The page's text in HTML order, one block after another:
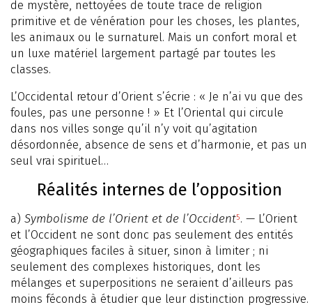
de mystère, nettoyées de toute trace de religion
primitive et de vénération pour les choses, les plantes,
les animaux ou le surnaturel. Mais un confort moral et
un luxe matériel largement partagé par toutes les
classes.
L’Occidental retour d’Orient s’écrie : « Je n’ai vu que des
foules, pas une personne ! » Et l’Oriental qui circule
dans nos villes songe qu’il n’y voit qu’agitation
désordonnée, absence de sens et d’harmonie, et pas un
seul vrai spirituel…
Réalités internes de l’opposition
a) Symbolisme de l’Orient et de l’Occident5. — L’Orient
et l’Occident ne sont donc pas seulement des entités
géographiques faciles à situer, sinon à limiter ; ni
seulement des complexes historiques, dont les
mélanges et superpositions ne seraient d’ailleurs pas
moins féconds à étudier que leur distinction progressive.